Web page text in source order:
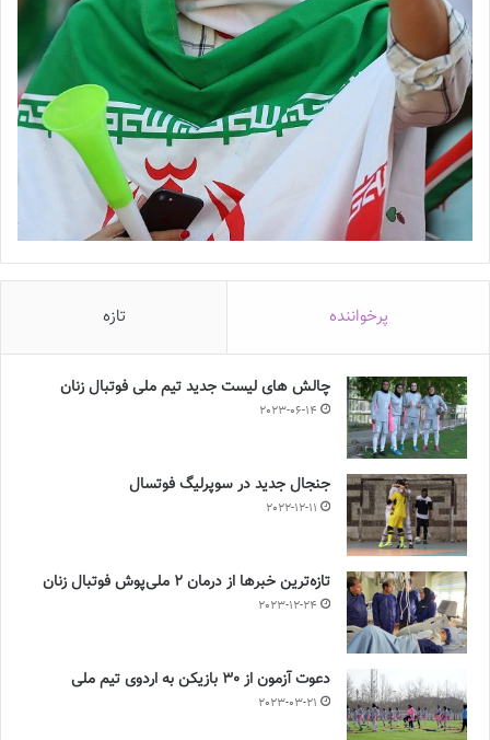
پیگیری خواهد شد که در حساس‌ترین نبرد هفته و یکی از مهم‌ترین
دیدارهای لیگ شانزدهم، تیم‌های شهرداری سیرجان و خاتون بم باید به
میزبانی ورزشگاه امام علی سیرجان به مصاف هم بروند؛ مسابقه‌ای که
نتیجه آن در مسیر تعیین تیم قهرمان بسیار حائزاهمیت خواهد بود. در
سایر دیدارهای مهم، ملوان بندرانزلی در کردستان میهمان کانی است و
سپاهان اصفهان در خانه باید به مصاف آوا تهران برود.
💻منبع:فوتبال360 📸عکس:فوتبال360
برچسب ها فوتبال زنان لیگ برتر
پرخواننده تازه
چالش هاى ليست جدید تيم ملى فوتبال زنان
2023-06-14
جنجال جدید در سوپرلیگ فوتسال
2022-12-11
تازه‌ترین خبرها از درمان ۲ ملی‌پوش فوتبال زنان
2023-12-24
دعوت آزمون از 30 بازیکن به اردوی تیم ملی
2023-03-21